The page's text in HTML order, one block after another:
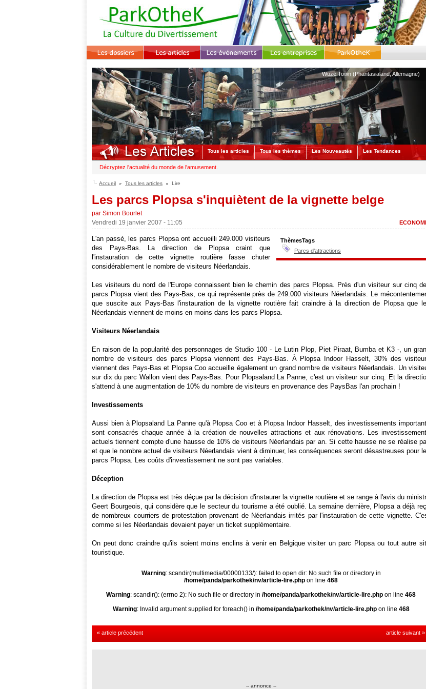
Wuze Town (Phantasialand, Allemagne)
Tous les articles Tous les thèmes Les Nouveautés Les Tendances
Décryptez l'actualité du monde de l'amusement.
Accueil Tous les articles Lire
Les parcs Plopsa s'inquiètent de la vignette belge
par Simon Bourlet
Vendredi 19 janvier 2007 - 11:05
ThèmesTags
Parcs d'attractions
L'an passé, les parcs Plopsa ont accueilli 249.000 visiteurs
des Pays-Bas. La direction de Plopsa craint que
l'instauration de cette vignette routière fasse chuter
considérablement le nombre de visiteurs Néerlandais.
Les visiteurs du nord de l'Europe connaissent bien le chemin des parcs Plopsa. Près d'un visiteur sur cinq
parcs Plopsa vient des Pays-Bas, ce qui représente près de 249.000 visiteurs Néerlandais. Le
que suscite aux Pays-Bas l'instauration de la vignette routière fait craindre à la direction de Plopsa que
Néerlandais viennent de moins en moins dans les parcs Plopsa.
Visiteurs Néerlandais
En raison de la popularité des personnages de Studio 100 - Le Lutin Plop, Piet Piraat, Bumba et K3 -, un
nombre de visiteurs des parcs Plopsa viennent des Pays-Bas. À Plopsa Indoor Hasselt, 30% des
viennent des Pays-Bas et Plopsa Coo accueille également un grand nombre de visiteurs Néerlandais. Un
sur dix du parc Wallon vient des Pays-Bas. Pour Plopsaland La Panne, c'est un visiteur sur cinq. Et la
s'attend à une augmentation de 10% du nombre de visiteurs en provenance des PaysBas l'an prochain !
Investissements
Aussi bien à Plopsaland La Panne qu'à Plopsa Coo et à Plopsa Indoor Hasselt, des investissements
sont consacrés chaque année à la création de nouvelles attractions et aux rénovations. Les
actuels tiennent compte d'une hausse de 10% de visiteurs Néerlandais par an. Si cette hausse ne se réalise
et que le nombre actuel de visiteurs Néerlandais vient à diminuer, les conséquences seront désastreuses pour
parcs Plopsa. Les coûts d'investissement ne sont pas variables.
Déception
La direction de Plopsa est très déçue par la décision d'instaurer la vignette routière et se range à l'avis du
Geert Bourgeois, qui considère que le secteur du tourisme a été oublié. La semaine dernière, Plopsa a déjà
de nombreux courriers de protestation provenant de Néerlandais irrités par l'instauration de cette vignette.
comme si les Néerlandais devaient payer un ticket supplémentaire.
On peut donc craindre qu'ils soient moins enclins à venir en Belgique visiter un parc Plopsa ou tout autre
touristique.
Warning: scandir(multimedia/00000133/): failed to open dir: No such file or directory in
/home/panda/parkothek/nv/article-lire.php on line 468
Warning: scandir(): (errno 2): No such file or directory in /home/panda/parkothek/nv/article-lire.php on line 468
Warning: Invalid argument supplied for foreach() in /home/panda/parkothek/nv/article-lire.phpon line 468
« article précédent article suivant »
-- annonce --